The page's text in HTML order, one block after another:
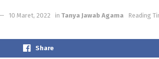
10 Maret, 2022 in Tanya Jawab Agama Reading
Share